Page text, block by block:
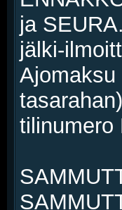
ja
jälki-
tilinumero